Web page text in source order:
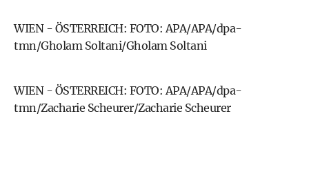
WIEN - ÖSTERREICH: FOTO: APA/APA/dpa-
tmn/Gholam Soltani/Gholam Soltani
WIEN - ÖSTERREICH: FOTO: APA/APA/dpa-
tmn/Zacharie Scheurer/Zacharie Scheurer